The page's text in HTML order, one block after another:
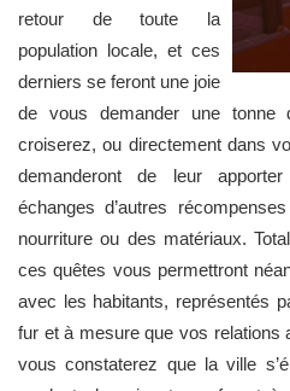
retour de toute la
population locale, et ces
derniers se feront une joie
de vous demander une tonne
croiserez, ou directement dans
demanderont de leur
échanges d’autres
nourriture ou des matériaux.
ces quêtes vous permettront
avec les habitants, représentés
fur et à mesure que vos relations
vous constaterez que la ville